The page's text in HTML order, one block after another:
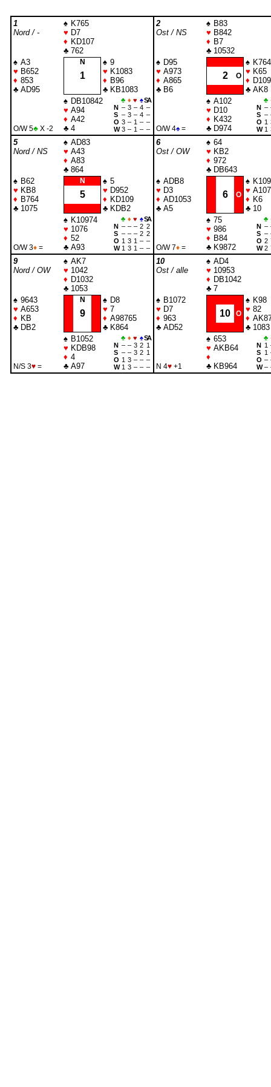
1
Nord / -
♠ K765
♥ D7
♦ KD107
♣ 762
♠ A3
♥ B652
♦ 853
♣ AD95
N
1
♠ 9
♥ K1083
♦ B96
♣ KB1083
O/W 5♣ X -2
♠ DB10842
♥ A94
♦ A42
♣ 4
♣ ♦ ♥ ♠ SA
N – 3 – 4 –
S
– 3 – 4 –
O 3 – 1 – –
W 3 – 1 – –
2
Ost / NS
♠ B83
♥ B842
♦ B7
♣ 10532
♠ D95
♥ A973
♦ A865
♣ B6
2 O
♠ K764
♥ K65
♦ D109
♣ AK8
O/W 4♠ =
♠ A102
♥ D10
♦ K432
♣ D974
♣
N –
S
–
O 1
W 1
5
Nord / NS
♠ AD83
♥ A43
♦ A83
♣ 864
♠ B62
♥ KB8
♦ B764
♣ 1075
N
5
♠ 5
♥ D952
♦ KD109
♣ KDB2
O/W 3♦ =
♠ K10974
♥ 1076
♦ 52
♣ A93
♣ ♦ ♥ ♠ SA
N – – – 2 2
S
– – – 2 2
O 1 3 1 – –
W 1 3 1 – –
6
Ost / OW
♠ 64
♥ KB2
♦ 972
♣ DB643
♠ ADB8
♥ D3
♦ AD1053
♣ A5
6 O
♠
♥
♦ K6
♣ 10
O/W 7♦ =
♠ 75
♥ 986
♦ B84
♣ K9872
♣
N –
S
–
O 2
W 2
9
Nord / OW
♠ AK7
♥ 1042
♦ D1032
♣ 1053
♠ 9643
♥ A653
♦ KB
♣ DB2
N
9
♠ D8
♥ 7
♦ A98765
♣ K864
N/S 3♥ =
♠ B1052
♥ KDB98
♦ 4
♣ A97
♣ ♦ ♥ ♠ SA
N – – 3 2
1
S
– – 3 2
1
O 1 3 – – –
W 1 3 – – –
10
Ost / alle
♠ AD4
♥ 10953
♦ DB1042
♣ 7
♠ B1072
♥ D7
♦ 963
♣ AD52
10 O
♠ K98
♥ 82
♦
♣ 1083
N 4♥ +1
♠ 653
♥ AKB64
♦
♣ KB964
♣
N
1
S
1
O –
W –